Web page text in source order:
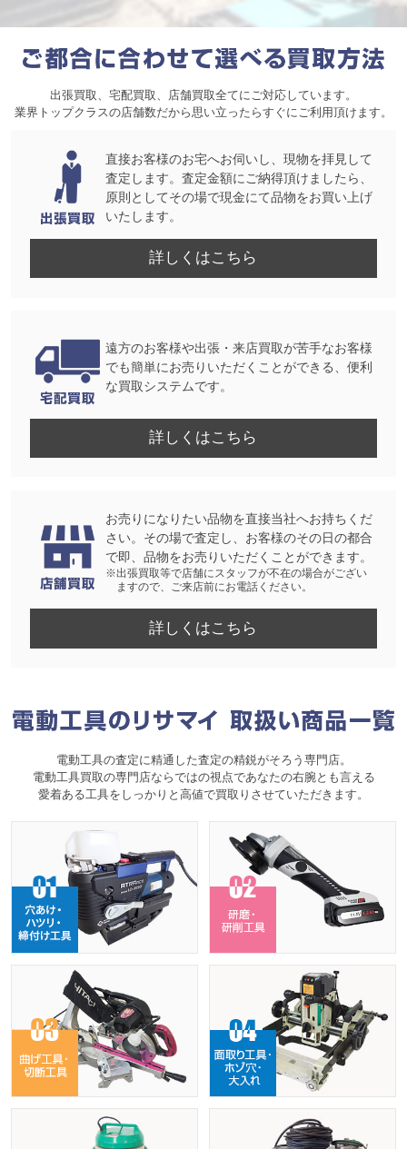
出張買取、宅配買取、店舗買取全てにご対応しています。
業界トップクラスの店舗数だから思い立ったらすぐにご利用頂けます。
直接お客様のお宅へお伺いし、現物を拝見して
査定します。査定金額にご納得頂けましたら、
原則としてその場で現金にて品物をお買い上げ
いたします。
詳しくはこちら
遠方のお客様や出張・来店買取が苦手なお客様
でも簡単にお売りいただくことができる、便利
な買取システムです。
詳しくはこちら
お売りになりたい品物を直接当社へお持ちくだ
さい。その場で査定し、お客様のその日の都合
で即、品物をお売りいただくことができます。
※出張買取等で店舗にスタッフが不在の場合がござい
ますので、ご来店前にお電話ください。
詳しくはこちら
電動工具の査定に精通した査定の精鋭がそろう専門店。
電動工具買取の専門店ならではの視点であなたの右腕とも言える
愛着ある工具をしっかりと高値で買取りさせていただきます。